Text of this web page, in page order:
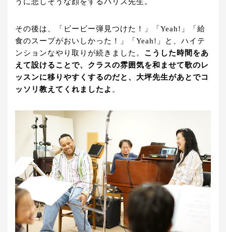
その後は、「ビービー弾見つけた！」「Yeah!」「給
食のスープがおいしかった！」「Yeah!」と、ハイテ
ンションなやり取りが続きました。 こうした時間をあ
えて設けることで、クラスの雰囲気を和ませて歌のレ
ッスンに移りやすくするのだと、大坪先生があとでコ
ッソリ教えてくれましたよ 。